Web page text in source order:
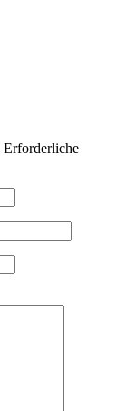
Erforderliche